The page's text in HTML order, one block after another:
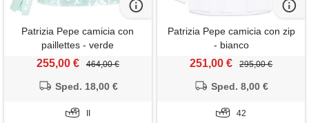
Patrizia Pepe camicia con
paillettes - verde
255,00 € 464,00 €
Sped. 18,00 €
II
Patrizia Pepe camicia con zip
- bianco
251,00 € 295,00 €
Sped. 8,00 €
42